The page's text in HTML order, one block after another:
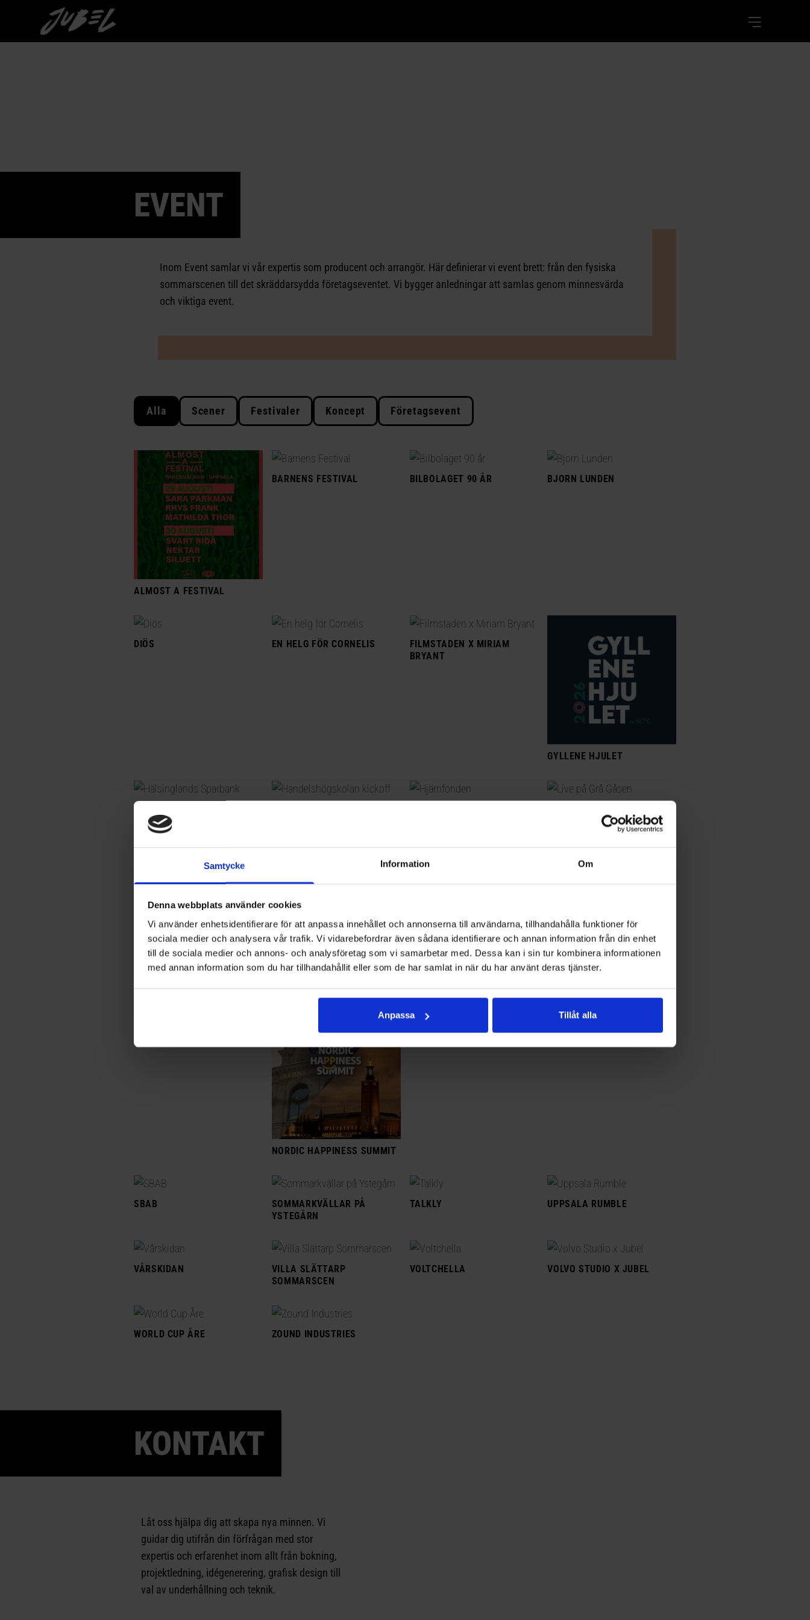
Samtycke Information Om
Denna webbplats använder cookies
Vi använder enhetsidentifierare för att anpassa innehållet och annonserna till användarna, tillhandahålla funktioner för
sociala medier och analysera vår trafik. Vi vidarebefordrar även sådana identifierare och annan information från din enhet
till de sociala medier och annons- och analysföretag som vi samarbetar med. Dessa kan i sin tur kombinera informationen
med annan information som du har tillhandahållit eller som de har samlat in när du har använt deras tjänster.
Anpassa Tillåt alla
EVENT
Inom Event samlar vi vår expertis som producent och arrangör. Här definierar vi event brett: från den fysiska
sommarscenen till det skräddarsydda företagseventet. Vi bygger anledningar att samlas genom minnesvärda
och viktiga event.
Alla Scener Festivaler Koncept Företagsevent
ALMOST A FESTIVAL
BARNENS FESTIVAL BILBOLAGET 90 ÅR BJORN LUNDEN
DIÖS EN HELG FÖR CORNELIS
FILMSTADEN X MIRIAM
BRYANT
GYLLENE HJULET
HÄLSINGLANDS SPARBANK
MUSIKKVÄLL PÅ KALFJÄLL
NORDIC HAPPINESS SUMMIT
SBAB
SOMMARKVÄLLAR PÅ
YSTEGÅRN
TALKLY UPPSALA RUMBLE
VÅRSKIDAN
VILLA SLÄTTARP
SOMMARSCEN
VOLTCHELLA VOLVO STUDIO X JUBEL
WORLD CUP ÅRE ZOUND INDUSTRIES
KONTAKT
Låt oss hjälpa dig att skapa nya minnen. Vi
guidar dig utifrån din förfrågan med stor
expertis och erfarenhet inom allt från bokning,
projektledning, idégenerering, grafisk design till
val av underhållning och teknik.